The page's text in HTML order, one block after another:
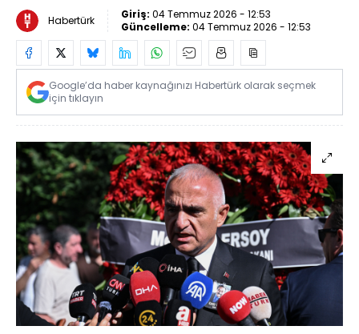
Habertürk Giriş: 04 Temmuz 2026 - 12:53
Güncelleme: 04 Temmuz 2026 - 12:53
Google’da haber kaynağınızı Habertürk olarak seçmek
için tıklayın